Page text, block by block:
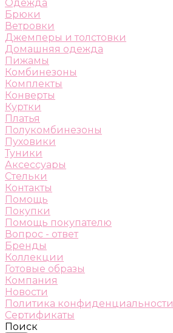
Одежда
Брюки
Ветровки
Джемперы и толстовки
Домашняя одежда
Пижамы
Комбинезоны
Комплекты
Конверты
Куртки
Платья
Полукомбинезоны
Пуховики
Туники
Аксессуары
Стельки
Контакты
Помощь
Покупки
Помощь покупателю
Вопрос - ответ
Бренды
Коллекции
Готовые образы
Компания
Новости
Политика конфиденциальности
Сертификаты
Поиск